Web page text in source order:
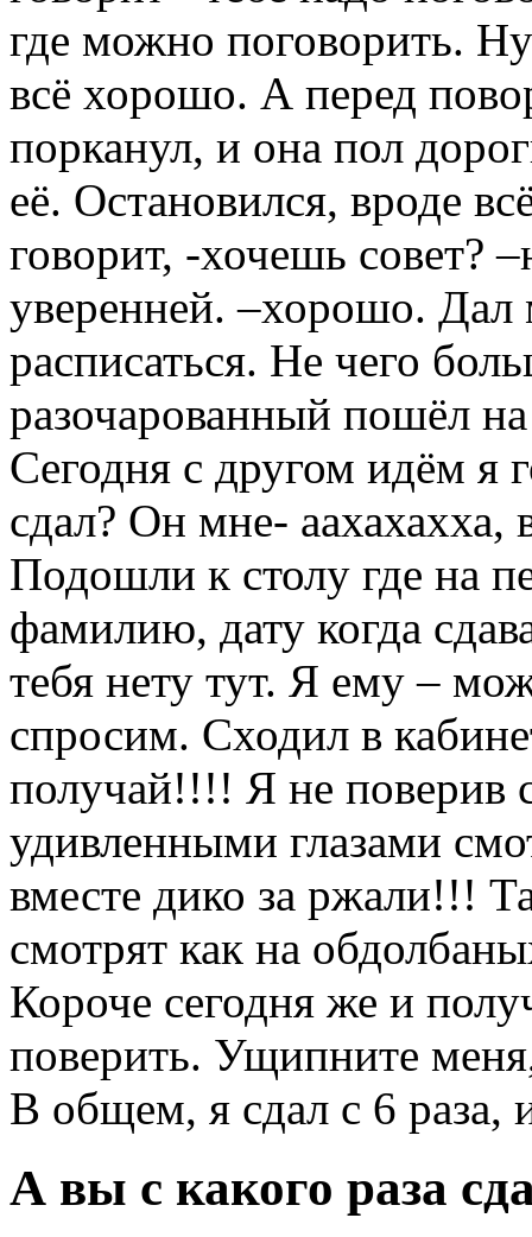
где можно поговорить.
всё хорошо. А перед
порканул, и она пол
её. Остановился, вроде
говорит, -хочешь совет?
уверенней. –хорошо. Дал
расписаться. Не чего
разочарованный пошёл
Сегодня с другом идём я
сдал? Он мне- аахахахха,
Подошли к столу где на
фамилию, дату когда
тебя нету тут. Я ему –
спросим. Сходил в
получай!!!! Я не поверив
удивленными глазами
вместе дико за ржали!!!
смотрят как на
Короче сегодня же и
поверить. Ущипните
В общем, я сдал с 6 раза,
А вы с какого раза